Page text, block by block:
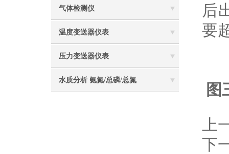
气体检测仪
温度变送器仪表
压力变送器仪表
水质分析 氨氮/总磷/总氮
后
要
图
上
下